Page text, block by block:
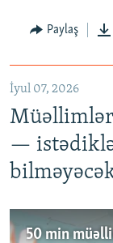
Paylaş
İyul 07, 2026
—